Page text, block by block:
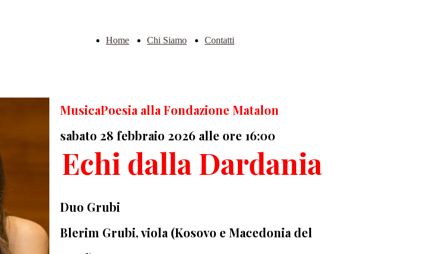
Home Chi Siamo Contatti
MusicaPoesia alla Fondazione Matalon
sabato 28 febbraio 2026 alle ore 16:00
Echi dalla Dardania
Duo Grubi
Blerim Grubi, viola (Kosovo e Macedonia del